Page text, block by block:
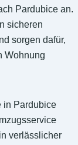
Pardubice an.
sicheren
sorgen dafür,
Wohnung
in Pardubice
verlässlicher